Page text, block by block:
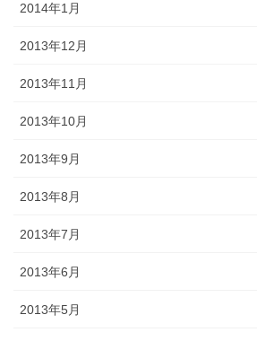
2014年1月
2013年12月
2013年11月
2013年10月
2013年9月
2013年8月
2013年7月
2013年6月
2013年5月